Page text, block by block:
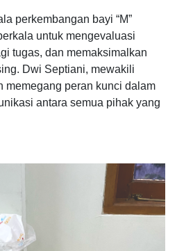
perkembangan bayi “M”
untuk mengevaluasi
tugas, dan memaksimalkan
Dwi Septiani, mewakili
memegang peran kunci dalam
antara semua pihak yang